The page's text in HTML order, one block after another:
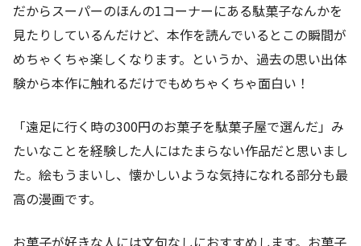
だからスーパーのほんの1コーナーにある駄菓子なんかを
見たりしているんだけど、本作を読んでいるとこの瞬間が
めちゃくちゃ楽しくなります。というか、過去の思い出体
験から本作に触れるだけでもめちゃくちゃ面白い！
「遠足に行く時の300円のお菓子を駄菓子屋で選んだ」み
たいなことを経験した人にはたまらない作品だと思いまし
た。絵もうまいし、懐かしいような気持になれる部分も最
高の漫画です。